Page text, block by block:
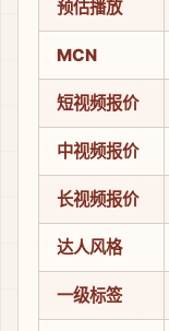
预估播放
MCN
短视频报价
中视频报价
长视频报价
达人风格
一级标签